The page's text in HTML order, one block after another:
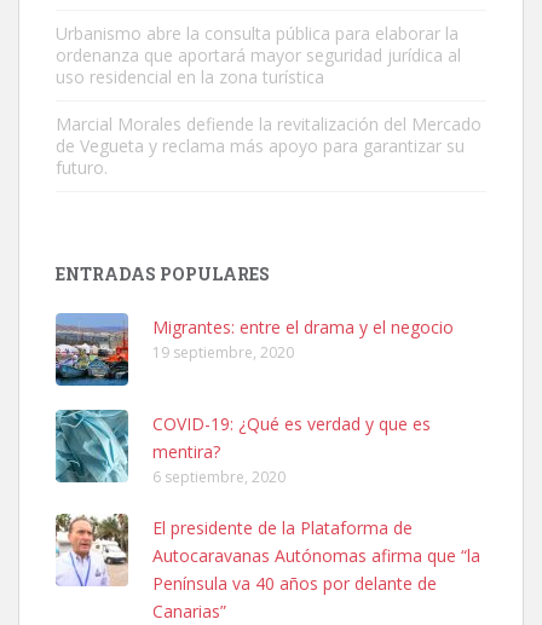
Leales.org » Gran Canaria | 9.7.2025
Leales.org » Gran Canaria
SHIBA PERDIDO AVDA JOSE MESA Y LOPEZ
PERRO MACHO RAZA SHIBA CON MICROCHIP PERDIDO HOY
06/07/2025 ZONA MESA Y LOPEZ. ES MUY ASUSTADIZO
Leales.org » Gran Canaria
6.7.2025
Urbanismo abre la consulta pública para elaborar la
ordenanza que aportará mayor seguridad jurídica al
uso residencial en la zona turística
Marcial Morales defiende la revitalización del Mercado
de Vegueta y reclama más apoyo para garantizar su
futuro.
ENTRADAS POPULARES
Migrantes: entre el drama y el negocio
19 septiembre, 2020
COVID-19: ¿Qué es verdad y que es
mentira?
6 septiembre, 2020
El presidente de la Plataforma de
Autocaravanas Autónomas afirma que “la
Península va 40 años por delante de
Canarias”